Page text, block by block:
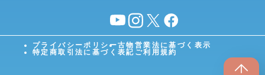
YouTubeinstagram
X facebook
プライバシーポリシー古物営業法に基づく表示
特定商取引法に基づく表記 ご利用規約